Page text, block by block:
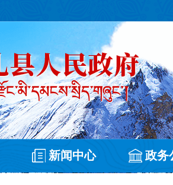
新闻中心 政务